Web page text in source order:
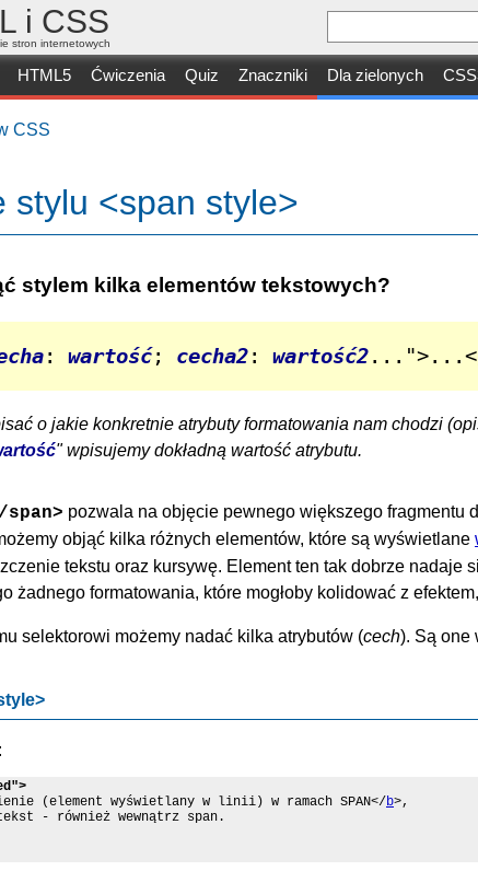
i CSS
stron internetowych
HTML5 Ćwiczenia Quiz Znaczniki Dla zielonych
CSS
stylu <span style>
stylem kilka elementów tekstowych?
: wartość; cecha2: wartość2...">...</
o jakie konkretnie atrybuty formatowania nam chodzi
" wpisujemy dokładną wartość atrybutu.
pozwala na objęcie pewnego większego fragmentu
objąć kilka różnych elementów, które są wyświetlane
tekstu oraz kursywę. Element ten tak dobrze nadaje
żadnego formatowania, które mogłoby kolidować z
selektorowi możemy nadać kilka atrybutów (cech). Są one
(element wyświetlany w linii) w ramach SPAN</b>,